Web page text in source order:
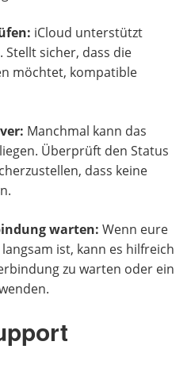
iCloud unterstützt
sicher, dass die
möchtet, kompatible
Manchmal kann das
Überprüft den Status
dass keine
warten: Wenn eure
ist, kann es hilfreich
zu warten oder ein